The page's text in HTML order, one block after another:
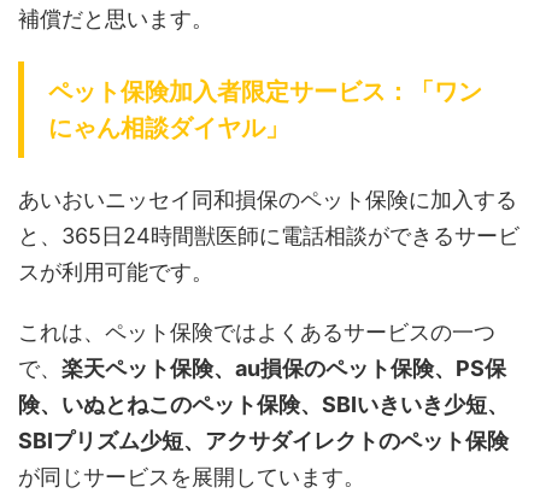
補償だと思います。
ペット保険加入者限定サービス：「ワン
にゃん相談ダイヤル」
あいおいニッセイ同和損保のペット保険に加入する
と、365日24時間獣医師に電話相談ができるサービ
スが利用可能です。
これは、ペット保険ではよくあるサービスの一つ
で、 楽天ペット保険、au損保のペット保険、PS保
険、いぬとねこのペット保険、SBIいきいき少短、
SBIプリズム少短、アクサダイレクトのペット保険
が同じサービスを展開しています。